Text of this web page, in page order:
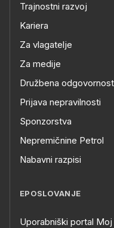
Trajnostni razvoj
Kariera
Za vlagatelje
Za medije
Družbena odgovornost
Prijava nepravilnosti
Sponzorstva
Nepremičnine Petrol
Nabavni razpisi
EPOSLOVANJE
Uporabniški portal